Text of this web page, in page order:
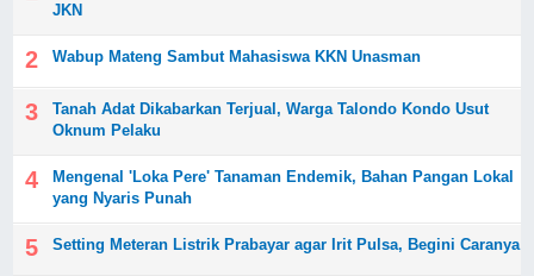
JKN
Wabup Mateng Sambut Mahasiswa KKN Unasman
Tanah Adat Dikabarkan Terjual, Warga Talondo Kondo Usut
Oknum Pelaku
Mengenal 'Loka Pere' Tanaman Endemik, Bahan Pangan Lokal
yang Nyaris Punah
Setting Meteran Listrik Prabayar agar Irit Pulsa, Begini Caranya